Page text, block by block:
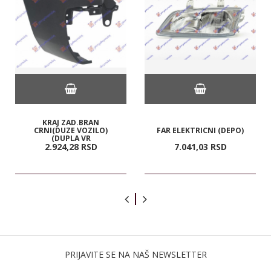
KRAJ ZAD.BRAN
CRNI(DUZE VOZILO)
(DUPLA VR
2.924,28 RSD
FAR ELEKTRICNI (DEPO)
7.041,03 RSD
PRIJAVITE SE NA NAŠ NEWSLETTER